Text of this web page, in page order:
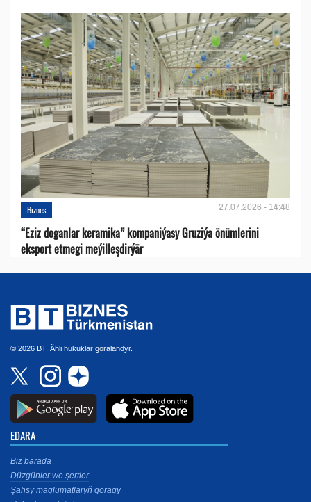
Biznes 27.07.2026 - 14:48
“Eziz doganlar keramika” kompaniýasy Gruziýa önümlerini
eksport etmegi meýilleşdirýär
© 2026 BT. Ähli hukuklar goralandyr.
EDARA
Biz barada
Düzgünler we şertler
Şahsy maglumatlaryň goragy